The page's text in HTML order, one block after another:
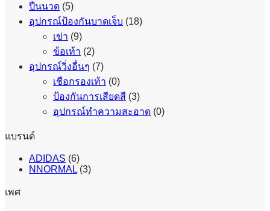
ปืนนวด (5)
อุปกรณ์ป้องกันบาดเจ็บ (18)
เข่า (9)
ข้อเท้า (2)
อุปกรณ์วิ่งอื่นๆ (7)
เชือกรองเท้า (0)
ป้องกันการเสียดสี (3)
อุปกรณ์ทำความสะอาด (0)
แบรนด์
ADIDAS (6)
NNORMAL (3)
เพศ